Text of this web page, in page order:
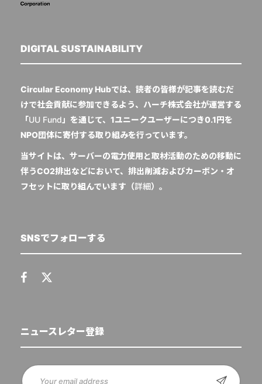
DIGITAL SUSTAINABILITY
Circular Economy Hubでは、読者の皆様が記事を読むだ
けで社会貢献に参加できるよう、ハーチ株式会社が運営する
「UU Fund 」を通じて、1ユニークユーザーにつき0.1円を
NPO団体に寄付する取り組みを行っています。
当サイトは、サーバーの電力使用と取材活動のための移動に
伴うCO2排出などにおいて、排出削減およびカーボン・オ
フセットに取り組んでいます（詳細）。
SNSでフォローする
ニュースレター登録